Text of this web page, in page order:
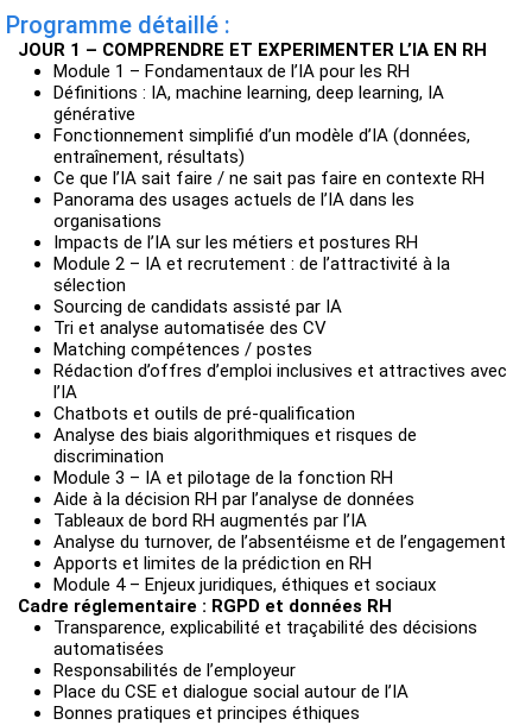
Programme détaillé :
JOUR 1 – COMPRENDRE ET EXPERIMENTER L’IA EN RH
Module 1 – Fondamentaux de l’IA pour les RH
Définitions : IA, machine learning, deep learning, IA
générative
Fonctionnement simplifié d’un modèle d’IA (données,
entraînement, résultats)
Ce que l’IA sait faire / ne sait pas faire en contexte RH
Panorama des usages actuels de l’IA dans les
organisations
Impacts de l’IA sur les métiers et postures RH
Module 2 – IA et recrutement : de l’attractivité à la
sélection
Sourcing de candidats assisté par IA
Tri et analyse automatisée des CV
Matching compétences / postes
Rédaction d’offres d’emploi inclusives et attractives avec
l’IA
Chatbots et outils de pré-qualification
Analyse des biais algorithmiques et risques de
discrimination
Module 3 – IA et pilotage de la fonction RH
Aide à la décision RH par l’analyse de données
Tableaux de bord RH augmentés par l’IA
Analyse du turnover, de l’absentéisme et de l’engagement
Apports et limites de la prédiction en RH
Module 4 – Enjeux juridiques, éthiques et sociaux
Cadre réglementaire : RGPD et données RH
Transparence, explicabilité et traçabilité des décisions
automatisées
Responsabilités de l’employeur
Place du CSE et dialogue social autour de l’IA
Bonnes pratiques et principes éthiques